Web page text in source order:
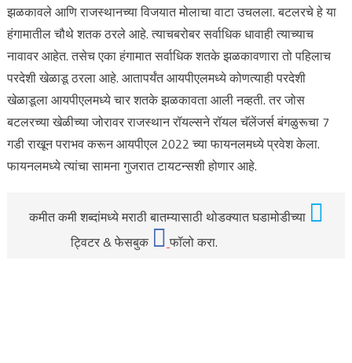
झळकावले आणि राजस्थानच्या विजयात मोलाचा वाटा उचलला. बटलरचे हे या
हंगामातील चौथे शतक ठरले आहे. त्याचबरोबर सर्वाधिक धावाही त्याच्याच
नावावर आहेत. तसेच एका हंगामात सर्वाधिक शतके झळकावणारा तो पहिलाच
परदेशी खेळाडू ठरला आहे. आतापर्यंत आयपीएलमध्ये कोणत्याही परदेशी
खेळाडूला आयपीएलमध्ये चार शतके झळकावता आली नव्हती. तर जोस
बटलरच्या खेळीच्या जोरावर राजस्थान रॉयल्सने रॉयल चॅलेंजर्स बंगळुरूचा 7
गडी राखून पराभव करून आयपीएल 2022 च्या फायनलमध्ये प्रवेश केला.
फायनलमध्ये त्यांचा सामना गुजरात टायटन्सशी होणार आहे.
कमीत कमी शब्दांमध्ये मराठी बातम्यासाठी थोडक्यात घडामोडीच्या
ट्विटर & फेसबुक
फॉलो करा.